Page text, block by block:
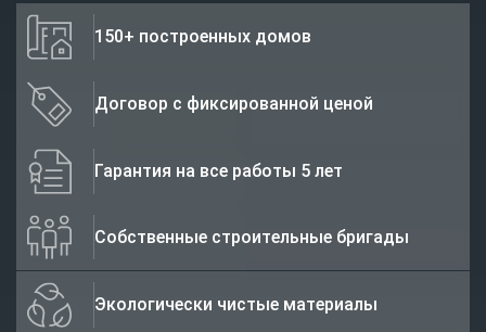
150+ построенных домов
Договор с фиксированной ценой
Гарантия на все работы 5 лет
Собственные строительные бригады
Экологически чистые материалы